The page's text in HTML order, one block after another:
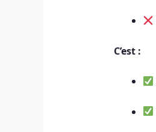
C’est :